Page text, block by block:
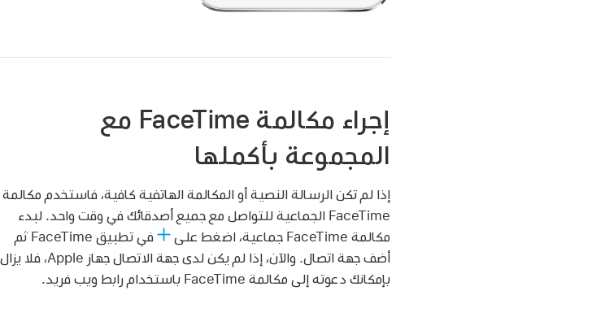
إجراء مكالمة FaceTime مع
المجموعة بأكملها
إذا لم تكن الرسالة النصية أو المكالمة الهاتفية كافية، فاستخدم مكالمة
FaceTime الجماعية للتواصل مع جميع أصدقائك في وقت واحد. لبدء
مكالمة FaceTime جماعية، اضغط على
في تطبيق FaceTime ثم
أضف جهة اتصال. والآن، إذا لم يكن لدى جهة الاتصال جهاز Apple، فلا يزال
بإمكانك دعوته إلى مكالمة FaceTime باستخدام رابط ويب فريد.